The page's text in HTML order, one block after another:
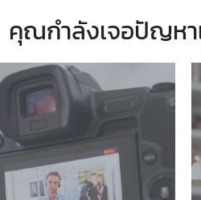
คุณกำลังเจอปัญหา